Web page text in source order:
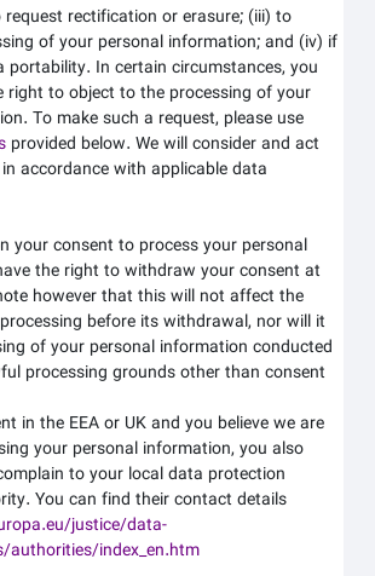
request rectification or erasure; (iii) to
of your personal information; and (iv) if
portability. In certain circumstances, you
right to object to the processing of your
To make such a request, please use
provided below. We will consider and act
in accordance with applicable data
your consent to process your personal
have the right to withdraw your consent at
note however that this will not affect the
processing before its withdrawal, nor will it
of your personal information conducted
processing grounds other than consent.
in the EEA or UK and you believe we are
your personal information, you also
complain to your local data protection
You can find their contact details
justice/data-
authorities/index_en.htm